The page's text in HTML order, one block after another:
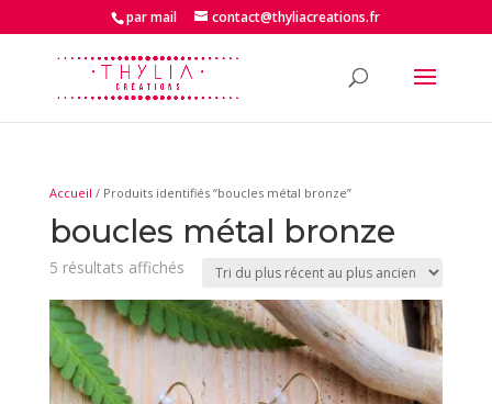
par mail contact@thyliacreations.fr
Accueil / Produits identifiés “boucles métal bronze”
boucles métal bronze
5 résultats affichésTrié
plus
récent
au
plus
ancien